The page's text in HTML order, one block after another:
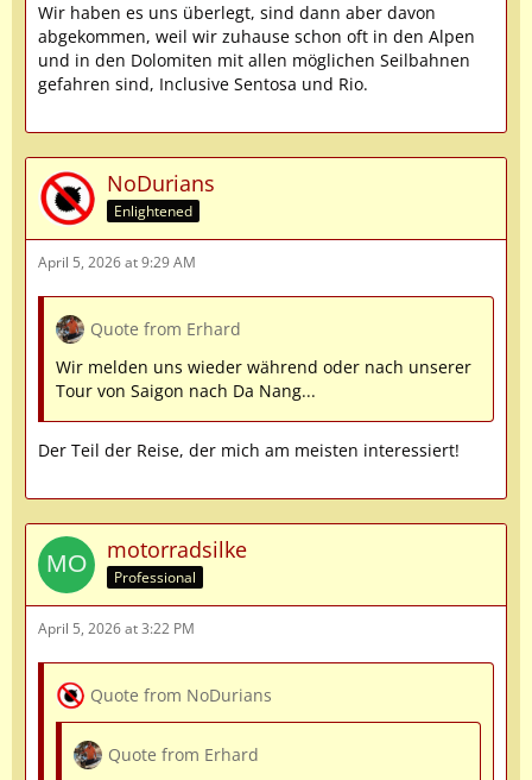
Wir haben es uns überlegt, sind dann aber davon
abgekommen, weil wir zuhause schon oft in den Alpen
und in den Dolomiten mit allen möglichen Seilbahnen
gefahren sind, Inclusive Sentosa und Rio.
NoDurians
Enlightened
April 5, 2026 at 9:29 AM
Quote from Erhard
Wir melden uns wieder während oder nach unserer
Tour von Saigon nach Da Nang...
Der Teil der Reise, der mich am meisten interessiert!
motorradsilke
Professional
April 5, 2026 at 3:22 PM
Quote from NoDurians
Quote from Erhard